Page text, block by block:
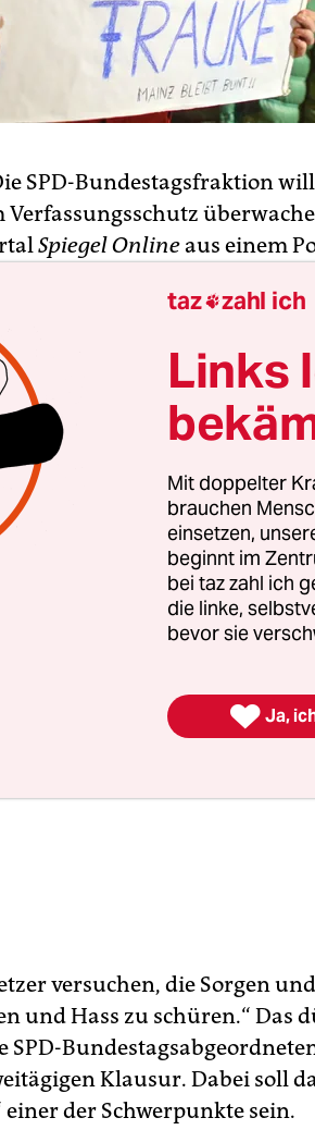
SPD-Bundestagsfraktion
Verfassungsschutz
Spiegel Onlineaus einem
zufolge sollten „künftig auch
Tendenzen in der Partei
beobachtet
Flüchtlingsheime,
und Politiker durch
ein besorgniserregendes
Angaben zufolge in dem
versuchen, die Sorgen
und Hass zu schüren.“ Das
SPD-
Klausur. Dabei soll
einer der Schwerpunkte sein.
taz zahl ich
Links
Mit doppelter
brauchen
einsetzen,
beginnt im
bei taz zahl ich
die linke,
bevor sie
 Ja,